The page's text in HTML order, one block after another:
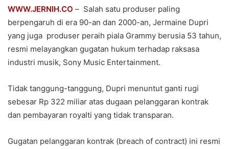
WWW.JERNIH.CO – ​ Salah satu produser paling
berpengaruh di era 90-an dan 2000-an, Jermaine Dupri
yang juga produser peraih piala Grammy berusia 53 tahun,
resmi melayangkan gugatan hukum terhadap raksasa
industri musik, Sony Music Entertainment.
Tidak tanggung-tanggung, Dupri menuntut ganti rugi
sebesar Rp 322 miliar atas dugaan pelanggaran kontrak
dan pembayaran royalti yang tidak transparan.
Gugatan pelanggaran kontrak (breach of contract) ini resmi